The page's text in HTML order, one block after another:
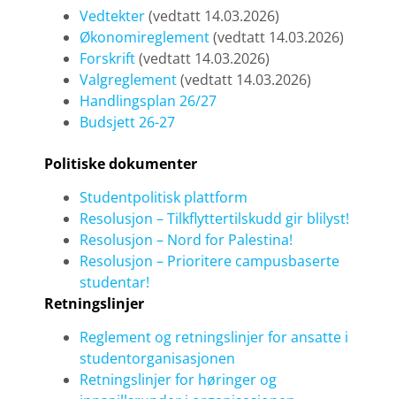
Vedtekter(vedtatt 14.03.2026)
Økonomireglement(vedtatt 14.03.2026)
Forskrift(vedtatt 14.03.2026)
Valgreglement(vedtatt 14.03.2026)
Handlingsplan 26/27
Budsjett 26-27
Politiske dokumenter
Studentpolitisk plattform
Resolusjon – Tilkflyttertilskudd gir blilyst!
Resolusjon – Nord for Palestina!
Resolusjon – Prioritere campusbaserte
studentar!
Retningslinjer
Reglement og retningslinjer for ansatte i
studentorganisasjonen
Retningslinjer for høringer og